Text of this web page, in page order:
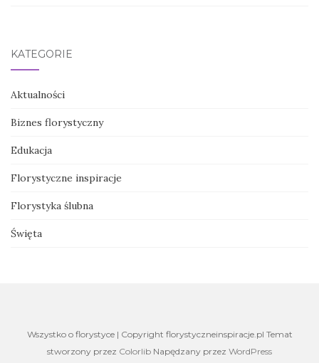
KATEGORIE
Aktualności
Biznes florystyczny
Edukacja
Florystyczne inspiracje
Florystyka ślubna
Święta
Wszystko o florystyce | Copyright florystyczneinspiracje.pl Temat
stworzony przez Colorlib Napędzany przez WordPress